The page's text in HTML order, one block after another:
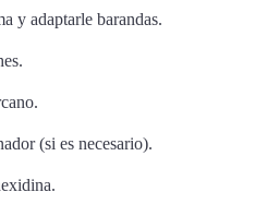
y adaptarle barandas.
(si es necesario).